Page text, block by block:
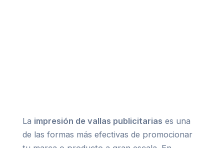
La impresión de vallas publicitarias es una
de las formas más efectivas de promocionar